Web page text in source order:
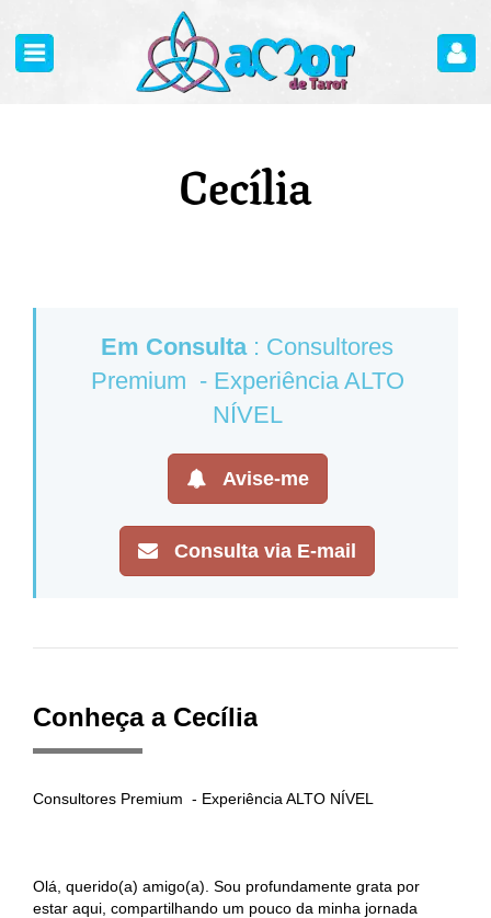
Cecília
Em Consulta: Consultores
Premium - Experiência ALTO
NÍVEL
Avise-me
Consulta via E-mail
Conheça a Cecília
Consultores Premium - Experiência ALTO NÍVEL
Olá, querido(a) amigo(a). Sou profundamente grata por
estar aqui, compartilhando um pouco da minha jornada